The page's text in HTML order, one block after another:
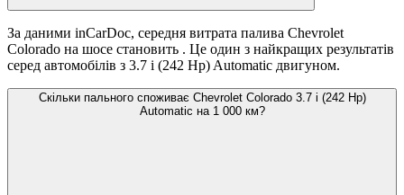
За даними inCarDoc, середня витрата палива Chevrolet
Colorado на шосе становить . Це один з найкращих результатів
серед автомобілів з 3.7 i (242 Hp) Automatic двигуном.
Скільки пального споживає Chevrolet Colorado 3.7 i (242 Hp)
Automatic на 1 000 км?